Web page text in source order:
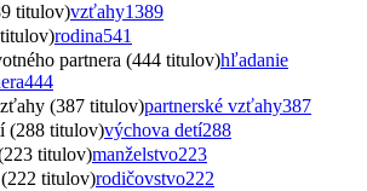
titulov)vzťahy1389
rodina541
partnera (444 titulov)hľadanie
444
(387 titulov)partnerské vzťahy387
(288 titulov)výchova detí288
titulov)manželstvo223
titulov)rodičovstvo222